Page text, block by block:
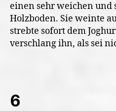
einen sehr weichen und
Holzboden. Sie weinte
strebte sofort dem
verschlang ihn, als sei
6